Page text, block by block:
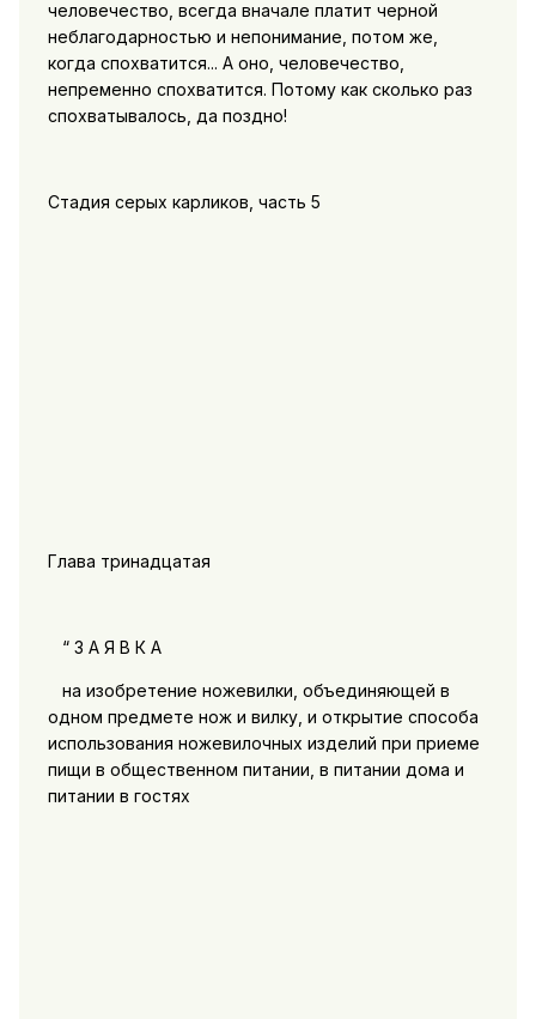
человечество, всегда вначале платит черной
неблагодарностью и непонимание, потом же,
когда спохватится... А оно, человечество,
непременно спохватится. Потому как сколько раз
спохватывалось, да поздно!
Стадия серых карликов, часть 5
Глава тринадцатая
“ 3 А Я В К А
на изобретение ножевилки, объединяющей в
одном предмете нож и вилку, и открытие способа
использования ножевилочных изделий при приеме
пищи в общественном питании, в питании дома и
питании в гостях